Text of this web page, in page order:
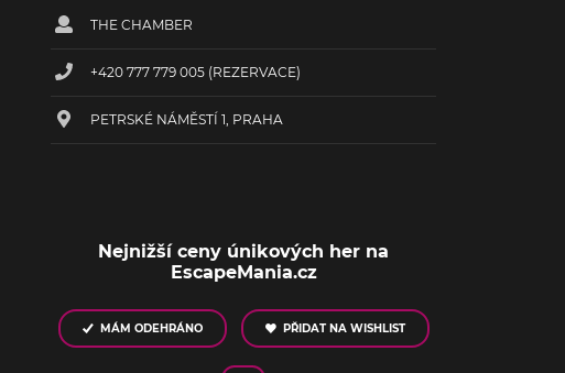
THE CHAMBER
+420 777 779 005 (REZERVACE)
PETRSKÉ NÁMĚSTÍ 1, PRAHA
Nejnižší ceny únikových her na
EscapeMania.cz
MÁM ODEHRÁNO PŘIDAT NA WISHLIST